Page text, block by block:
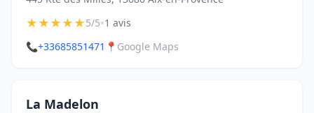
★★★★★5/5•1 avis
📞+33685851471 📍 Google Maps
La Madelon